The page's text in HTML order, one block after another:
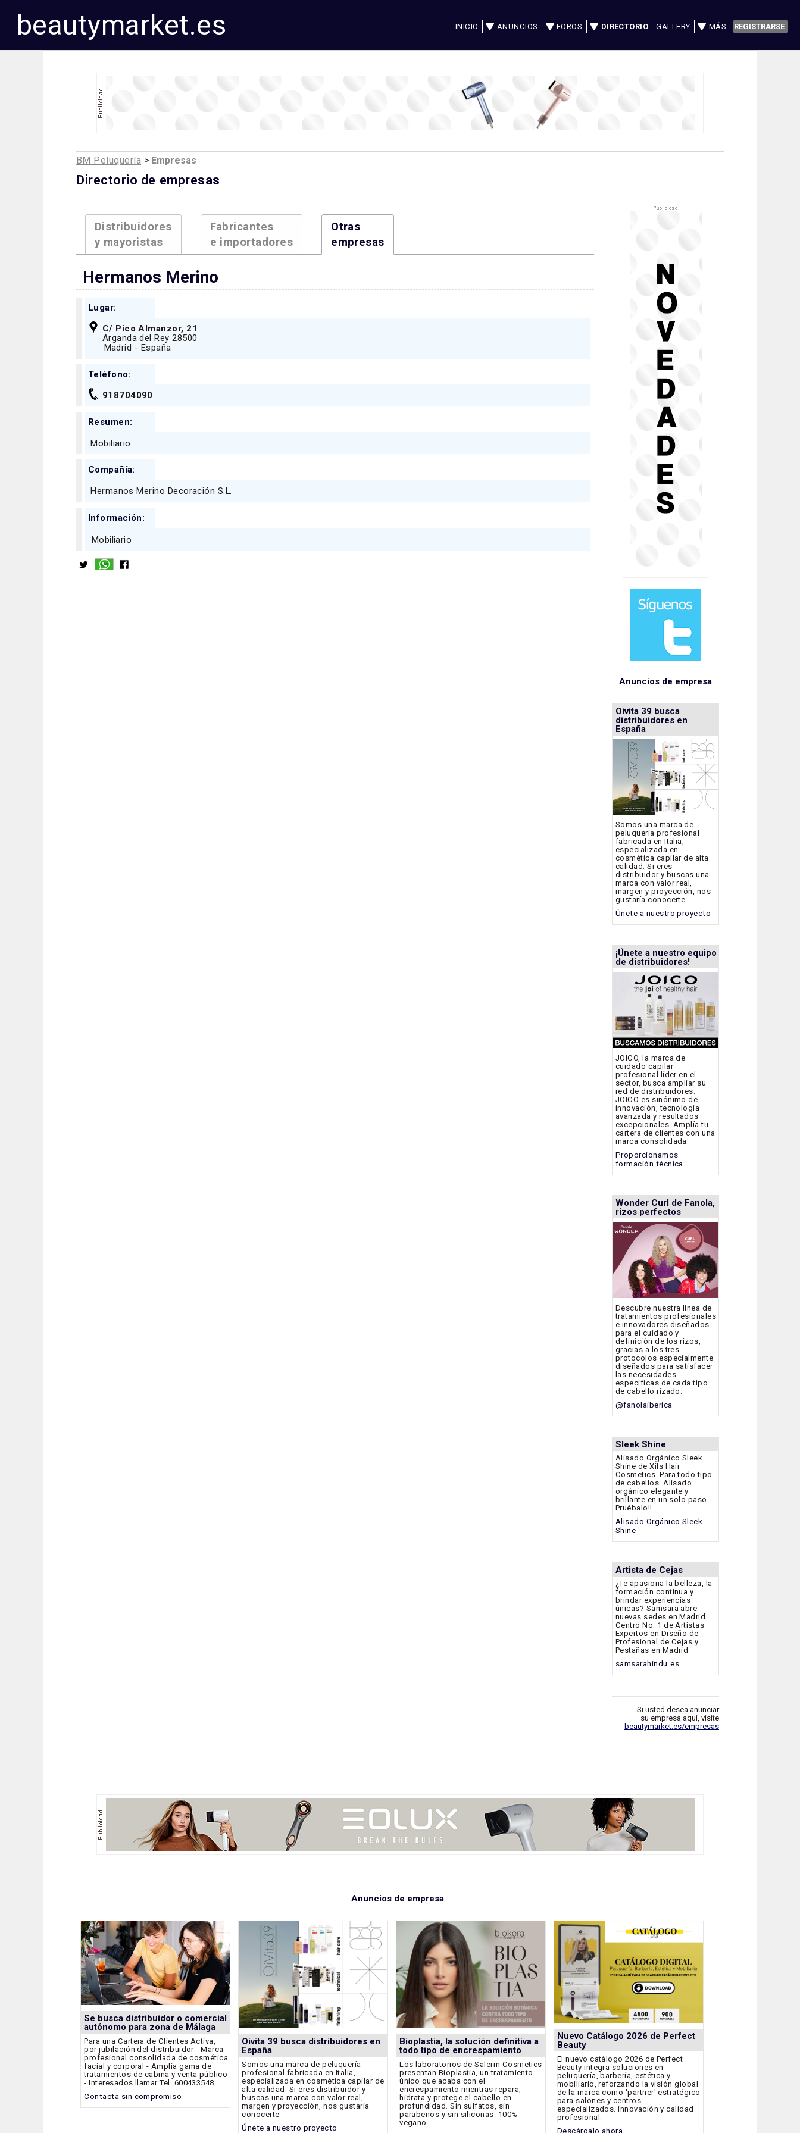
beautymarket.es INICIO ANUNCIOS FOROS DIRECTORIO GALLERY MÁS REGISTRARSE
BM Peluquería > Empresas
Directorio de empresas
Distribuidores
y mayoristas
Fabricantes
e importadores
Otras
empresas
Hermanos Merino
Lugar:
C/ Pico Almanzor, 21
Arganda del Rey 28500
Madrid - España
Teléfono:
918704090
Resumen:
Mobiliario
Compañía:
Hermanos Merino Decoración S.L.
Información:
Mobiliario
Anuncios de empresa
Oivita 39 busca
distribuidores en
España
Somos una marca de
peluquería profesional
fabricada en Italia,
especializada en
cosmética capilar de alta
calidad. Si eres
distribuidor y buscas una
marca con valor real,
margen y proyección, nos
gustaría conocerte.
Únete a nuestro proyecto
¡Únete a nuestro equipo
de distribuidores!
JOICO, la marca de
cuidado capilar
profesional líder en el
sector, busca ampliar su
red de distribuidores.
JOICO es sinónimo de
innovación, tecnología
avanzada y resultados
excepcionales. Amplía tu
cartera de clientes con una
marca consolidada.
Proporcionamos
formación técnica
Wonder Curl de Fanola,
rizos perfectos
Descubre nuestra línea de
tratamientos profesionales
e innovadores diseñados
para el cuidado y
definición de los rizos,
gracias a los tres
protocolos especialmente
diseñados para satisfacer
las necesidades
específicas de cada tipo
de cabello rizado.
@fanolaiberica
Sleek Shine
Alisado Orgánico Sleek
Shine de Xils Hair
Cosmetics. Para todo tipo
de cabellos. Alisado
orgánico elegante y
brillante en un solo paso.
Pruébalo!!
Alisado Orgánico Sleek
Shine
Artista de Cejas
¿Te apasiona la belleza, la
formación continua y
brindar experiencias
únicas? Samsara abre
nuevas sedes en Madrid.
Centro No. 1 de Artistas
Expertos en Diseño de
Profesional de Cejas y
Pestañas en Madrid
samsarahindu.es
Si usted desea anunciar
su empresa aquí, visite
beautymarket.es/empresas
Anuncios de empresa
Se busca distribuidor o comercial
autónomo para zona de Málaga
Para una Cartera de Clientes Activa,
por jubilación del distribuidor - Marca
profesional consolidada de cosmética
facial y corporal - Amplia gama de
tratamientos de cabina y venta público
- Interesados llamar Tel. 600433548
Contacta sin compromiso
Oivita 39 busca distribuidores en
España
Somos una marca de peluquería
profesional fabricada en Italia,
especializada en cosmética capilar de
alta calidad. Si eres distribuidor y
buscas una marca con valor real,
margen y proyección, nos gustaría
conocerte.
Únete a nuestro proyecto
Bioplastia, la solución definitiva a
todo tipo de encrespamiento
Los laboratorios de Salerm Cosmetics
presentan Bioplastia, un tratamiento
único que acaba con el
encrespamiento mientras repara,
hidrata y protege el cabello en
profundidad. Sin sulfatos, sin
parabenos y sin siliconas. 100%
vegano.
Nuevo Catálogo 2026 de Perfect
Beauty
El nuevo catálogo 2026 de Perfect
Beauty integra soluciones en
peluquería, barbería, estética y
mobiliario, reforzando la visión global
de la marca como 'partner' estratégico
para salones y centros
especializados. innovación y calidad
profesional.
Descárgalo ahora